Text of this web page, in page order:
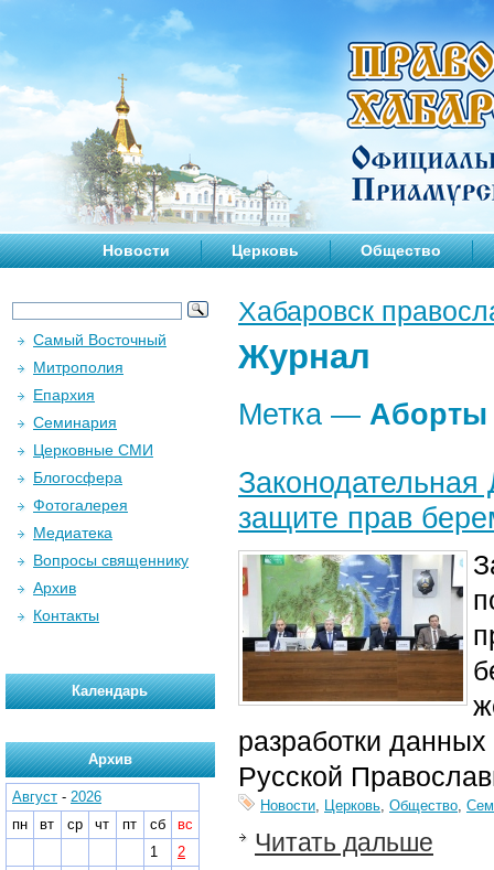
Новости Церковь Общество
Хабаровск
Журнал
Метка — Аборты
защите прав
разработки
Русской
Новости, Церковь, Общество,
Читать дальше
Самый Восточный
Митрополия
Епархия
Семинария
Церковные СМИ
Блогосфера
Фотогалерея
Медиатека
Вопросы священнику
Архив
Контакты
Календарь
Архив
Август - 2026
пн
вт ср чт пт сб
вс
1
2